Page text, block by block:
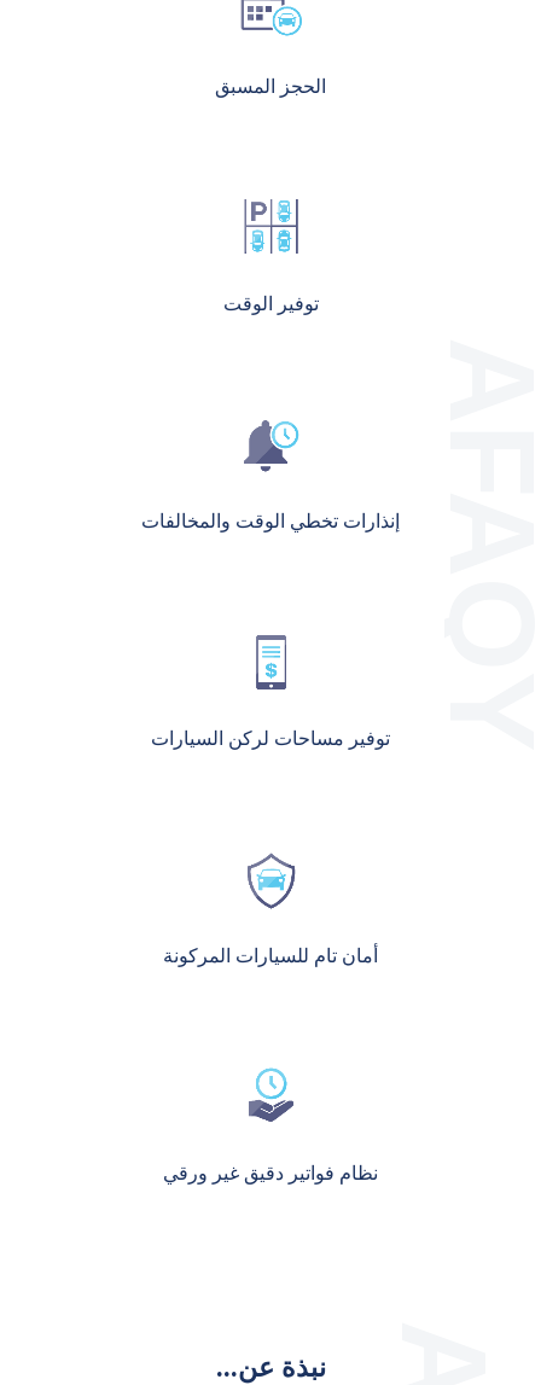
الحجز المسبق
توفير الوقت
إنذارات تخطي الوقت والمخالفات
توفير مساحات لركن السيارات
أمان تام للسيارات المركونة
نظام فواتير دقيق غير ورقي
نبذة عن...